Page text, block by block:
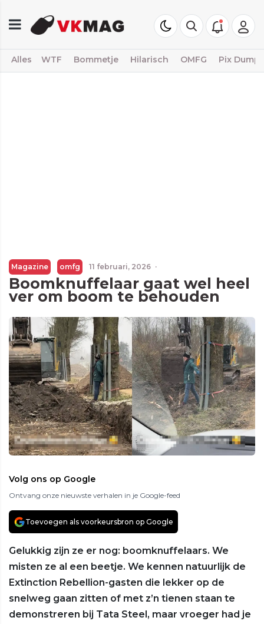
Alles WTF Bommetje Hilarisch OMFG Pix Dump
Magazine omfg 11 februari, 2026 ·
Boomknuffelaar gaat wel heel
ver om boom te behouden
Volg ons op Google
Ontvang onze nieuwste verhalen in je Google-feed
Toevoegen als voorkeursbron op Google
Gelukkig zijn ze er nog: boomknuffelaars. We
misten ze al een beetje. We kennen natuurlijk de
Extinction Rebellion-gasten die lekker op de
snelweg gaan zitten of met z’n tienen staan te
demonstreren bij Tata Steel, maar vroeger had je